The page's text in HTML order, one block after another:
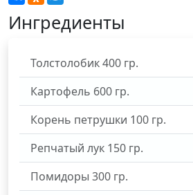
Ингредиенты
Толстолобик400 гр.
Картофель 600 гр.
Корень петрушки 100 гр.
Репчатый лук 150 гр.
Помидоры 300 гр.